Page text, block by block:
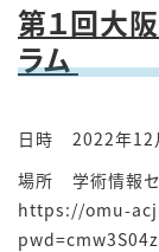
第１回大
ラム
日時
2022年12
場所
学術情報
https://omu-